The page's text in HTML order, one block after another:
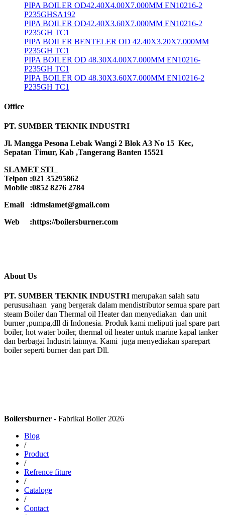
PIPA BOILER OD42.40X4.00X7.000MM EN10216-2
P235GHSA192
PIPA BOILER OD42.40X3.60X7.000MM EN10216-2
P235GH TC1
PIPA BOILER BENTELER OD 42.40X3.20X7.000MM
P235GH TC1
PIPA BOILER OD 48.30X4.00X7.000MM EN10216-
P235GH TC1
PIPA BOILER OD 48.30X3.60X7.000MM EN10216-2
P235GH TC1
Office
PT. SUMBER TEKNIK INDUSTRI
Jl. Mangga Pesona Lebak Wangi 2 Blok A3 No 15 Kec,
Sepatan Timur, Kab ,Tangerang Banten 15521
SLAMET STI
Telpon :021 35295862
Mobile :0852 8276 2784
Email :idmslamet@gmail.com
Web :https://boilersburner.com
About Us
PT. SUMBER TEKNIK INDUSTRI merupakan salah satu
perususahaan yang bergerak dalam mendistributor semua spare part
steam Boiler dan Thermal oil Heater dan menyediakan dan unit
burner ,pumpa,dll di Indonesia. Produk kami meliputi jual spare part
boiler, hot water boiler, thermal oil heater untuk marine kapal tanker
dan berbagai Industri lainnya. Kami juga menyediakan sparepart
boiler seperti burner dan part Dll.
Boilersburner - Fabrikai Boiler 2026
Blog
/
Product
/
Refrence fiture
/
Cataloge
/
Contact